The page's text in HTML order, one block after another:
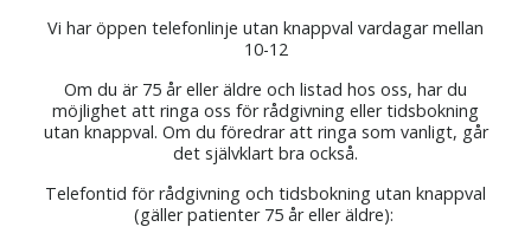
Vi har öppen telefonlinje utan knappval vardagar mellan
10-12
Om du är 75 år eller äldre och listad hos oss, har du
möjlighet att ringa oss för rådgivning eller tidsbokning
utan knappval. Om du föredrar att ringa som vanligt, går
det självklart bra också.
Telefontid för rådgivning och tidsbokning utan knappval
(gäller patienter 75 år eller äldre):